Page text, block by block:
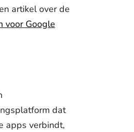
artikel over de
voor Google
dat
apps verbindt,